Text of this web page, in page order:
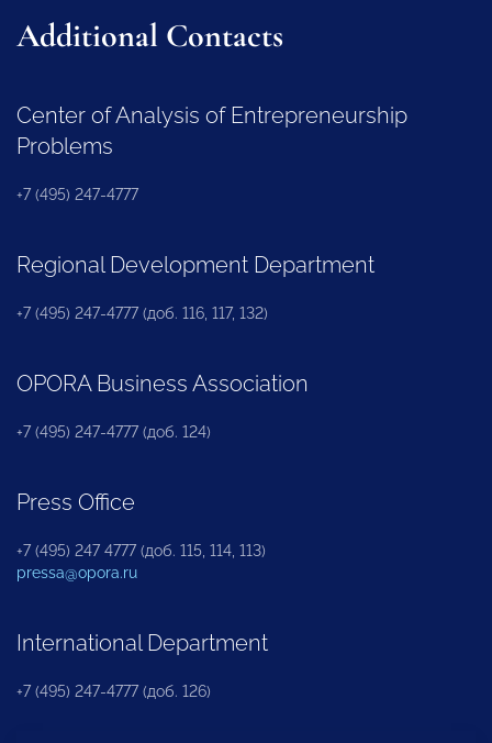
Additional Contacts
Center of Analysis of Entrepreneurship
Problems
+7 (495) 247-4777
Regional Development Department
+7 (495) 247-4777 (доб. 116, 117, 132)
OPORA Business Association
+7 (495) 247-4777 (доб. 124)
Press Office
+7 (495) 247 4777 (доб. 115, 114, 113)
pressa@opora.ru
International Department
+7 (495) 247-4777 (доб. 126)